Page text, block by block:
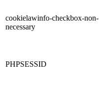
cookielawinfo-checkbox-non-
necessary
PHPSESSID